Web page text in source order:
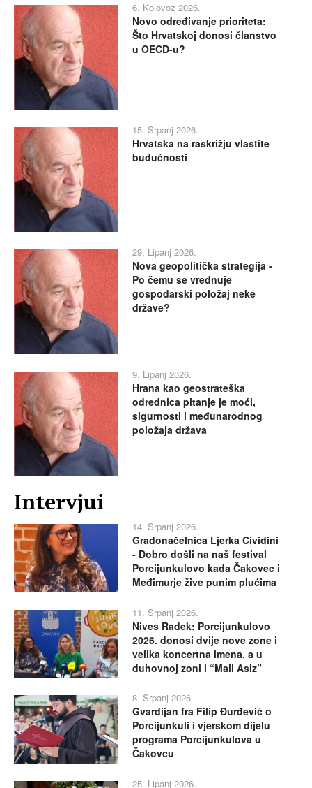
6. Kolovoz 2026.
Novo određivanje prioriteta:
Što Hrvatskoj donosi članstvo
u OECD-u?
15. Srpanj 2026.
Hrvatska na raskrižju vlastite
budućnosti
29. Lipanj 2026.
Nova geopolitička strategija -
Po čemu se vrednuje
gospodarski položaj neke
države?
9. Lipanj 2026.
Hrana kao geostrateška
odrednica pitanje je moći,
sigurnosti i međunarodnog
položaja država
Intervjui
14. Srpanj 2026.
Gradonačelnica Ljerka Cividini
- Dobro došli na naš festival
Porcijunkulovo kada Čakovec i
Međimurje žive punim plućima
11. Srpanj 2026.
Nives Radek: Porcijunkulovo
2026. donosi dvije nove zone i
velika koncertna imena, a u
duhovnoj zoni i “Mali Asiz”
8. Srpanj 2026.
Gvardijan fra Filip Đurđević o
Porcijunkuli i vjerskom dijelu
programa Porcijunkulova u
Čakovcu
25. Lipanj 2026.